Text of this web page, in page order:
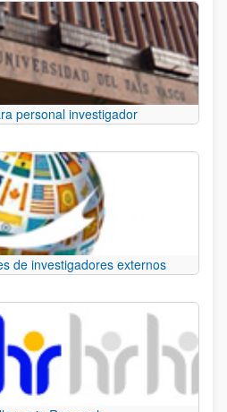
personal investigador
de investigadores externos